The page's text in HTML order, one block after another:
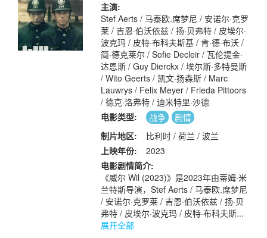
主演:
Stef Aerts / 马泰欧.席梦尼 / 安诺尔·克罗
莱 / 吉恩·伯沃依兹 / 扬·贝弗特 / 皮埃尔·
波克玛 / 皮特·布科夫斯基 / 肯·德·布沃 /
简·德克莱尔 / Sofie Decleir / 瓦伦提金·
达恩斯 / Guy Dierckx / 埃尔斯·多特曼斯
/ Wito Geerts / 凯文·扬森斯 / Marc
Lauwrys / Felix Meyer / Frieda Pittoors
/ 德克·洛弗特 / 迪米特里·沙德
电影类型:
战争
剧情
制片地区:
比利时 / 荷兰 / 波兰
上映年份:
2023
电影剧情简介:
《威尔 Wil (2023)》是2023年由蒂姆·米
兰特斯导演，Stef Aerts / 马泰欧.席梦尼
/ 安诺尔·克罗莱 / 吉恩·伯沃依兹 / 扬·贝
弗特 / 皮埃尔·波克玛 / 皮特·布科夫斯...
展开全部